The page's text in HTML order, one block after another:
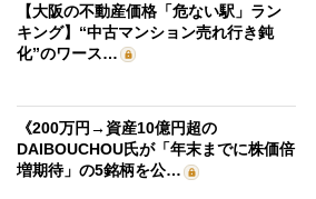
【大阪の不動産価格「危ない駅」ラン
キング】“中古マンション売れ行き鈍
化”のワース…
《200万円→資産10億円超の
DAIBOUCHOU氏が「年末までに株価倍
増期待」の5銘柄を公…